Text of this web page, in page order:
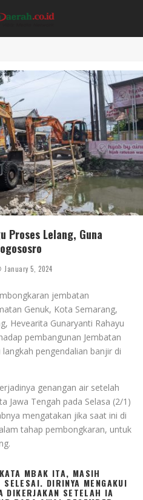
Proses Lelang, Guna
January 5, 2024
jembatan
Genuk, Kota Semarang,
Hevearita Gunaryanti Rahayu
pembangunan Jembatan
pengendalian banjir di
genangan air setelah
Jawa Tengah pada Selasa (2/1)
mengatakan jika saat ini di
tahap pembongkaran, untuk
MBAK ITA, MASIH
SELESAI. DIRINYA MENGAKUI
DIKERJAKAN SETELAH IA